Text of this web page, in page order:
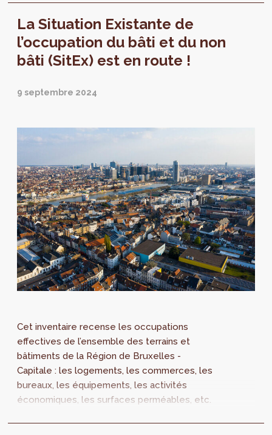
enjeux prioritaires de développement et de
cohabitation des fonctions urbaines dans le
cadre de la modification du PRAS.
La Situation Existante de
l’occupation du bâti et du non
bâti (SitEx) est en route !
9 septembre 2024
Cet inventaire recense les occupations
effectives de l’ensemble des terrains et
bâtiments de la Région de Bruxelles -
Capitale : les logements, les commerces, les
bureaux, les équipements, les activités
économiques, les surfaces perméables, etc.